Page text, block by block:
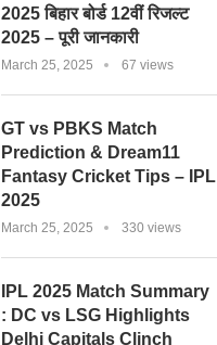
2025 बिहार बोर्ड 12वीं रिजल्ट
2025 – पूरी जानकारी
March 25, 2025 67 views
GT vs PBKS Match
Prediction & Dream11
Fantasy Cricket Tips – IPL
2025
March 25, 2025 330 views
IPL 2025 Match Summary
: DC vs LSG Highlights
Delhi Capitals Clinch